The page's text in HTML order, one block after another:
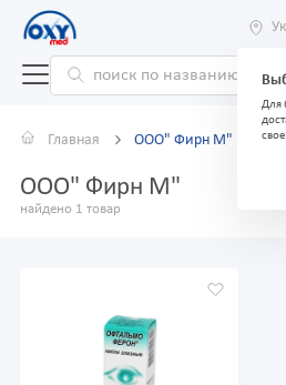
Для
Главная ООО" Фирн М"
ООО" Фирн М"
найдено 1 товар